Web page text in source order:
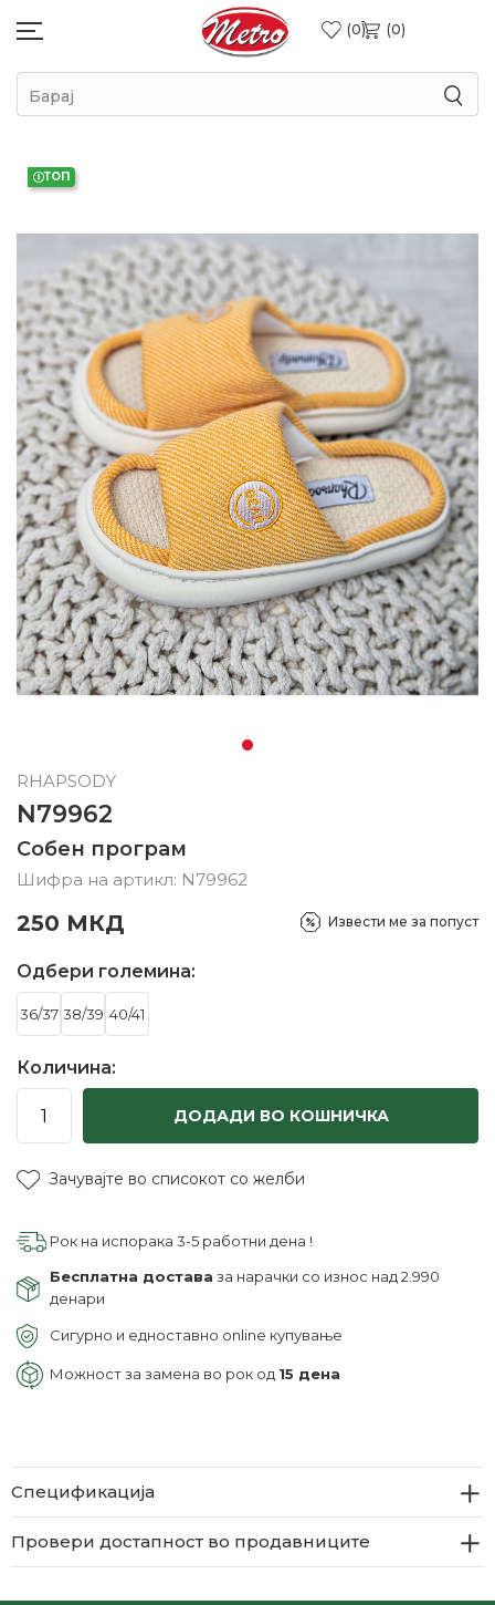
0 0
Барај
ТОП
RHAPSODY
N79962
Собен програм
Шифра на артикл: N79962
250 МКД Извести ме за попуст
Одбери големина:
36/37 38/39 40/41
Количина:
ДОДАДИ ВО КОШНИЧКА
Зачувајте во списокот со желби
Рок на испорака 3-5 работни дена !
Бесплатна достава за нарачки со износ над 2.990
денари
Сигурно и едноставно online купување
Можност за замена во рок од 15 дена
Спецификација
Провери достапност во продавниците